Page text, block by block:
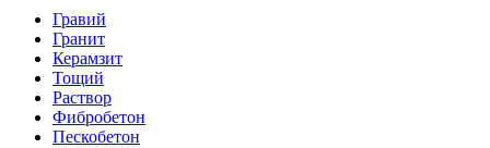
Гравий
Гранит
Керамзит
Тощий
Раствор
Фибробетон
Пескобетон